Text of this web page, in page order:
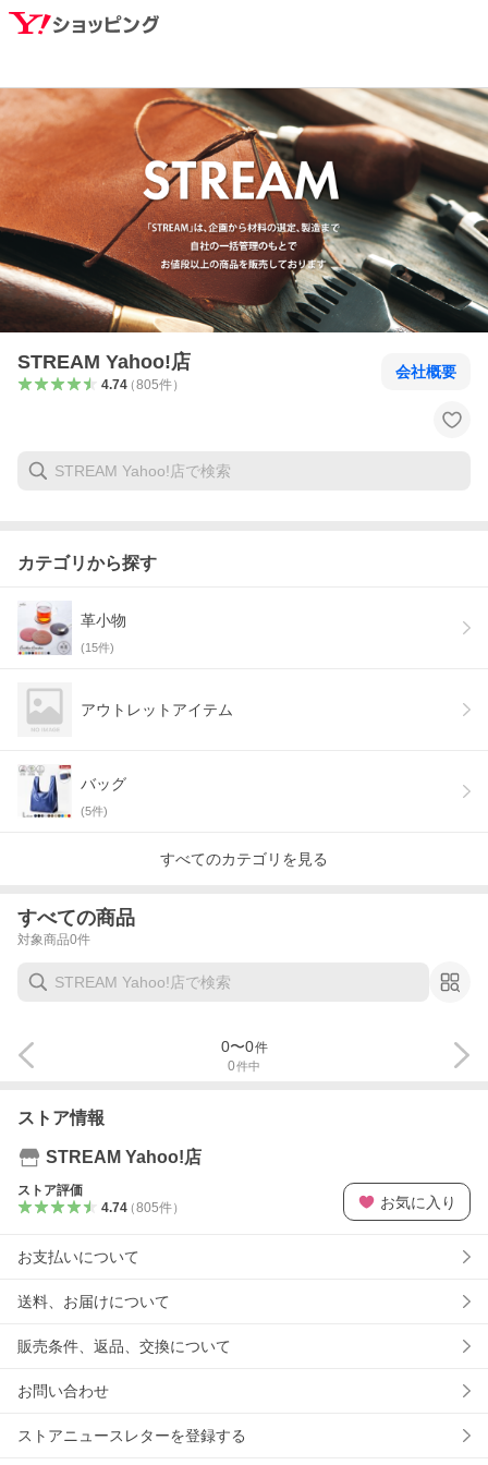
STREAM Yahoo!店
4.74（805件）
会社概要
カテゴリから探す
革小物
(15件)
アウトレットアイテム
バッグ
(5件)
すべてのカテゴリを見る
すべての商品
対象商品0件
0件中
0〜0件
ストア情報
STREAM Yahoo!店
ストア評価
4.74（805件） お気に入り
お支払いについて
送料、お届けについて
販売条件、返品、交換について
お問い合わせ
ストアニュースレターを登録する